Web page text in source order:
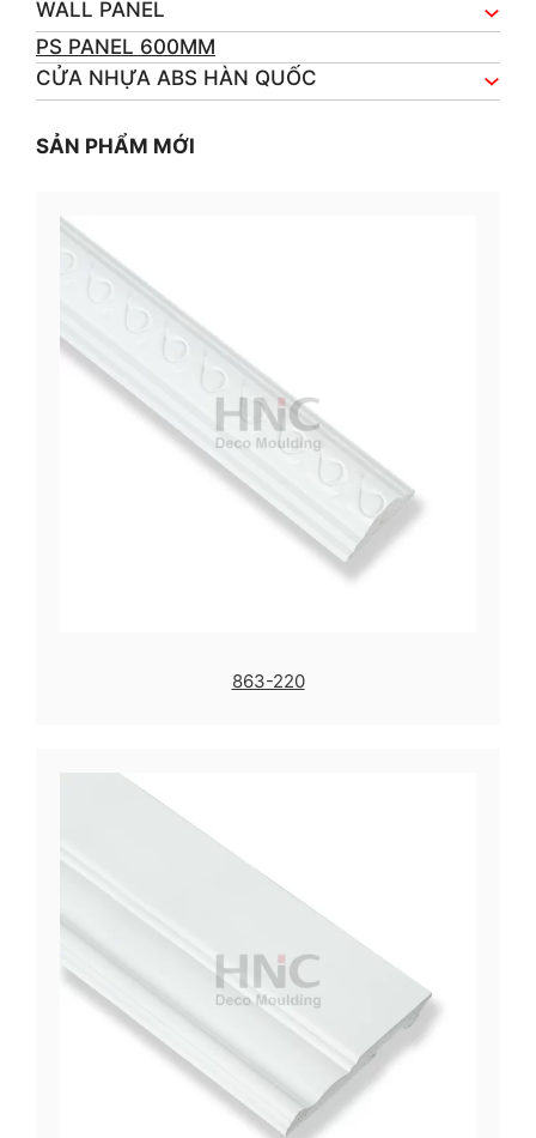
WALL PANEL
PS PANEL 600MM
CỬA NHỰA ABS HÀN QUỐC
SẢN PHẨM MỚI
863-220